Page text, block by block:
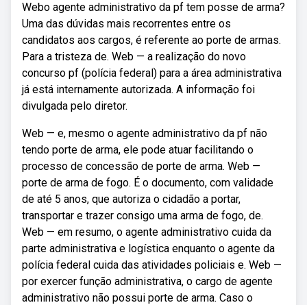
Webo agente administrativo da pf tem posse de arma?
Uma das dúvidas mais recorrentes entre os
candidatos aos cargos, é referente ao porte de armas.
Para a tristeza de. Web — a realização do novo
concurso pf (polícia federal) para a área administrativa
já está internamente autorizada. A informação foi
divulgada pelo diretor.
Web — e, mesmo o agente administrativo da pf não
tendo porte de arma, ele pode atuar facilitando o
processo de concessão de porte de arma. Web —
porte de arma de fogo. É o documento, com validade
de até 5 anos, que autoriza o cidadão a portar,
transportar e trazer consigo uma arma de fogo, de.
Web — em resumo, o agente administrativo cuida da
parte administrativa e logística enquanto o agente da
polícia federal cuida das atividades policiais e. Web —
por exercer função administrativa, o cargo de agente
administrativo não possui porte de arma. Caso o